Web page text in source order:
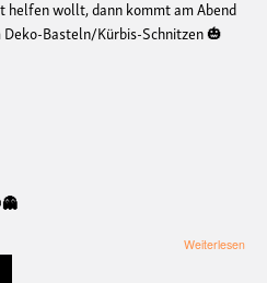
helfen wollt, dann kommt am Abend
Deko-Basteln/Kürbis-Schnitzen 🎃
Weiterlesen